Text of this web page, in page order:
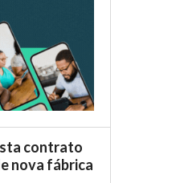
contrato
nova fábrica